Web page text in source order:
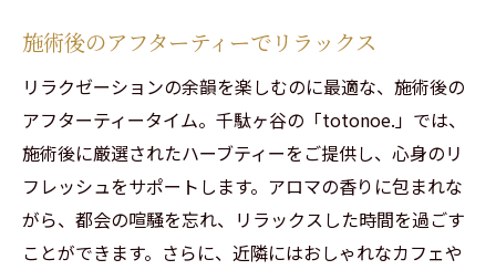
施術後のアフターティーでリラックス
リラクゼーションの余韻を楽しむのに最適な、施術後の
アフターティータイム。千駄ヶ谷の「totonoe.」では、
施術後に厳選されたハーブティーをご提供し、心身のリ
フレッシュをサポートします。アロマの香りに包まれな
がら、都会の喧騒を忘れ、リラックスした時間を過ごす
ことができます。さらに、近隣にはおしゃれなカフェや